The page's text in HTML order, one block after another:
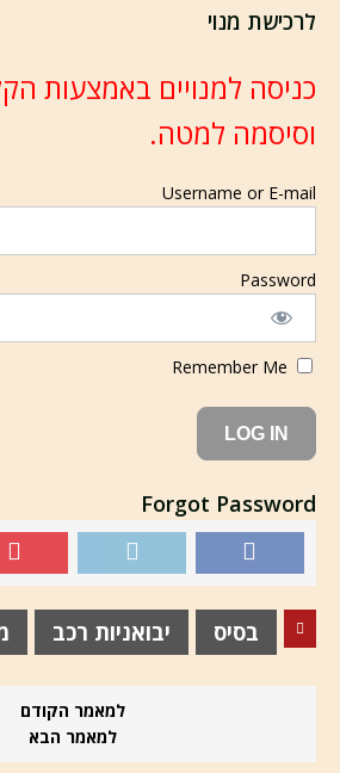
לרכישת מנוי
כניסה למנויים באמצעות
וסיסמה למטה.
Username or E-mail
Password
Forgot Password
בסיס יבואניות רכב
למאמר הקודם
למאמר הבא